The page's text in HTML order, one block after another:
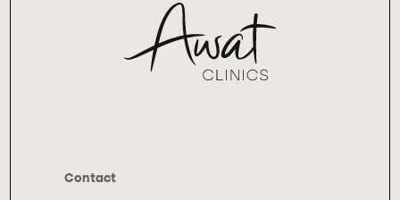
Contact